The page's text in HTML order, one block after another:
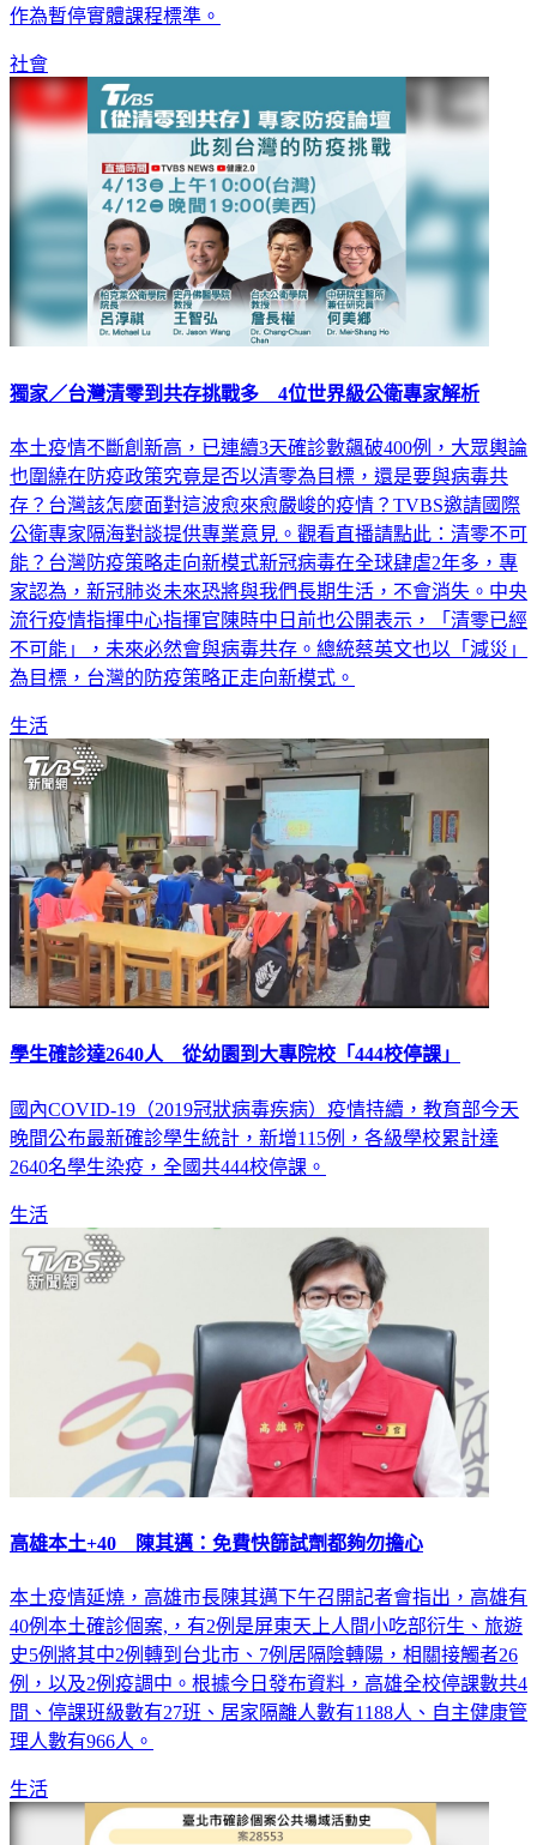
教育局今（13）日則宣布，即日起以「新暫停實體課程標準」
社會
本土疫情不斷創新高，已連續3天確診數飆破400例，大眾輿論
也圍繞在防疫政策究竟是否以清零為目標，還是要與病毒共
存？台灣該怎麼面對這波愈來愈嚴峻的疫情？TVBS邀請國際
公衛專家隔海對談提供專業意見。觀看直播請點此：清零不可
能？台灣防疫策略走向新模式新冠病毒在全球肆虐2年多，專
家認為，新冠肺炎未來恐將與我們長期生活，不會消失。中央
流行疫情指揮中心指揮官陳時中日前也公開表示，「清零已經
不可能」，未來必然會與病毒共存。總統蔡英文也以「減災」
生活
國內COVID-19（2019冠狀病毒疾病）疫情持續，教育部今天
晚間公布最新確診學生統計，新增115例，各級學校累計達
生活
本土疫情延燒，高雄市長陳其邁下午召開記者會指出，高雄有
40例本土確診個案,，有2例是屏東天上人間小吃部衍生、旅遊
史5例將其中2例轉到台北市、7例居隔陰轉陽，相關接觸者26
例，以及2例疫調中。根據今日發布資料，高雄全校停課數共4
間、停課班級數有27班、居家隔離人數有1188人、自主健康管
生活